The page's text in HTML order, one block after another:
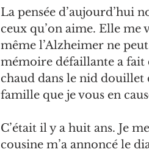
La pensée d’aujourd’hui
ceux qu’on aime. Elle me
même l’Alzheimer ne
mémoire défaillante a fait
chaud dans le nid douillet
famille que je vous en
C’était il y a huit ans. Je
cousine m’a annoncé le